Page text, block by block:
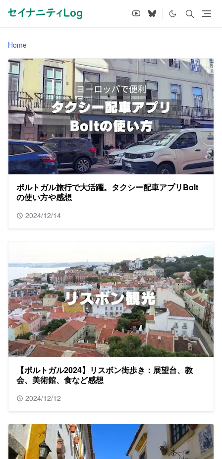
Home
ポルトガル旅行で大活躍。タクシー配車アプリBolt
の使い方や感想
2024/12/14
【ポルトガル2024】リスボン街歩き：展望台、教
会、美術館、食など感想
2024/12/12